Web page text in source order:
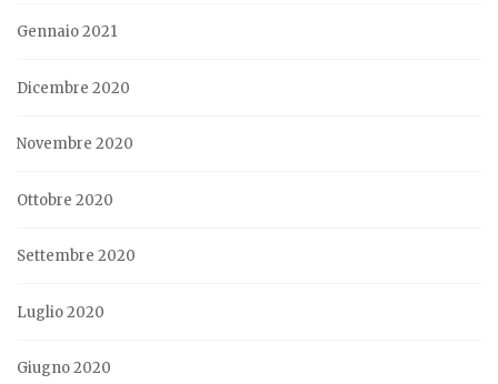
Gennaio 2021
Dicembre 2020
Novembre 2020
Ottobre 2020
Settembre 2020
Luglio 2020
Giugno 2020